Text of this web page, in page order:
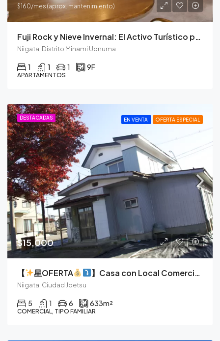
$160/mes (aprox. mantenimiento)
Fuji Rock y Nieve Invernal: El Activo Turístico para Todo el Año.
Niigata, Distrito Minami Uonuma
1 1 1 9F
APARTAMENTOS
DESTACADAS EN VENTA OFERTA ESPECIAL
$15,000
【 星OFERTA 】Casa con Local Comercial en Esquina, Vive y Emprende en el Corazón de Soneda.
Niigata, Ciudad Joetsu
5 1 6 633m²
COMERCIAL, TIPO FAMILIAR